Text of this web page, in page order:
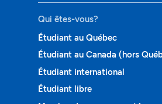
Qui êtes-vous?
Étudiant au Québec
Étudiant au Canada (hors
Étudiant international
Étudiant libre